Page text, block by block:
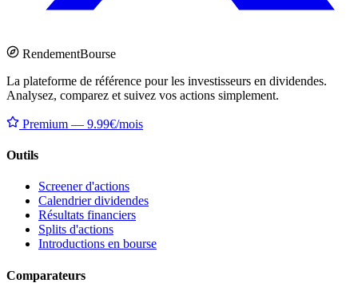
RendementBourse
La plateforme de référence pour les investisseurs en dividendes.
Analysez, comparez et suivez vos actions simplement.
Premium — 9.99€/mois
Outils
Screener d'actions
Calendrier dividendes
Résultats financiers
Splits d'actions
Introductions en bourse
Comparateurs